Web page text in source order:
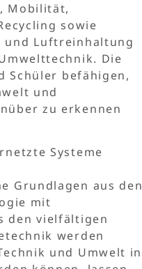
Mobilität,
sowie
und Luftreinhaltung
Die
Schüler befähigen,
und
zu erkennen
Systeme
Grundlagen aus den
mit
den vielfältigen
werden
und Umwelt in